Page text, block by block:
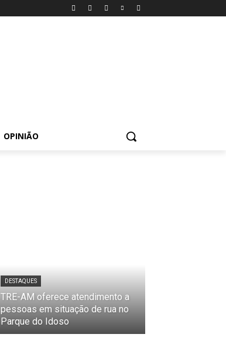
OPINIÃO
DESTAQUES
TRE-AM oferece atendimento a
pessoas em situação de rua no
Parque do Idoso